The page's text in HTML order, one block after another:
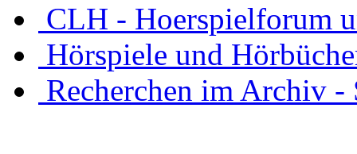
CLH - Hoerspielforum
Hörspiele und
Recherchen im Archiv